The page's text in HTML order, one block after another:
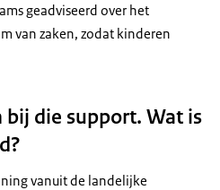
geadviseerd over het
van zaken, zodat kinderen
bij die support. Wat is
vanuit de landelijke